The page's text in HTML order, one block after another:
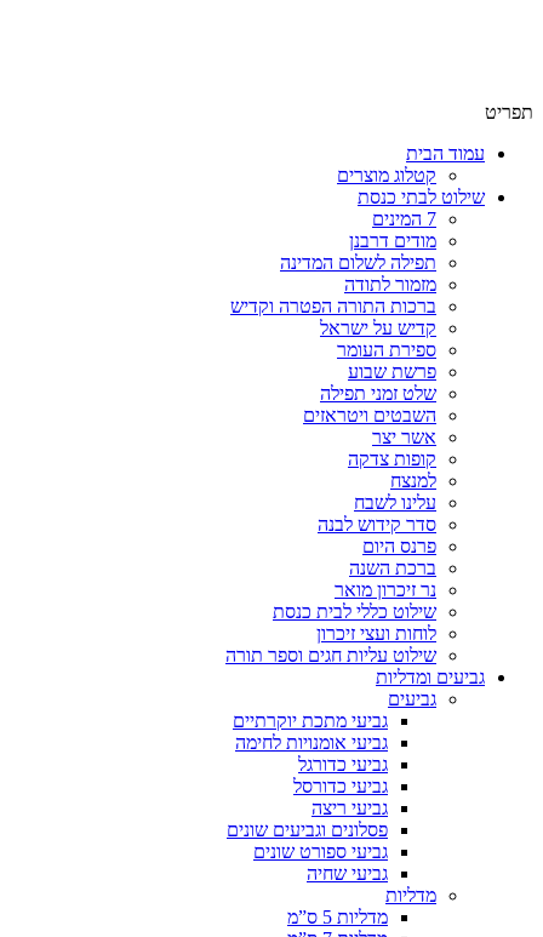
תפריט
עמוד הבית
קטלוג מוצרים
שילוט לבתי כנסת
7 המינים
מודים דרבנן
תפילה לשלום המדינה
מזמור לתודה
ברכות התורה הפטרה וקדיש
קדיש על ישראל
ספירת העומר
פרשת שבוע
שלט זמני תפילה
השבטים ויטראזים
אשר יצר
קופות צדקה
למנצח
עלינו לשבח
סדר קידוש לבנה
פרנס היום
ברכת השנה
נר זיכרון מואר
שילוט כללי לבית כנסת
לוחות ועצי זיכרון
שילוט עליות חגים וספר תורה
גביעים ומדליות
גביעים
גביעי מתכת יוקרתיים
גביעי אומנויות לחימה
גביעי כדורגל
גביעי כדורסל
גביעי ריצה
פסלונים וגביעים שונים
גביעי ספורט שונים
גביעי שחיה
מדליות
מדליות 5 ס”מ